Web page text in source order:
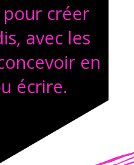
pour créer
avec les
en
écrire.